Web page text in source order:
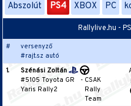
Abszolút
PS4 XBOX PC
Rallylive.hu -
#
versenyző
#rajt.sz autó
1.
Szénási Zoltán
#5105 Toyota GR
Yaris Rally2
- CSAK
Rally
Team